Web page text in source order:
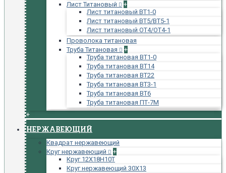
Лист Титановый
+
Лист титановый ВТ1-0
Лист титановый ВТ5/ВТ5-1
Лист титановый ОТ4/ОТ4-1
Проволока титановая
Труба Титановая
+
Труба титановая ВТ1-0
Труба титановая ВТ14
Труба титановая ВТ22
Труба титановая ВТ3-1
Труба титановая ВТ6
Труба титановая ПТ-7М
+
НЕРЖАВЕЮЩИЙ
Квадрат нержавеющий
Круг нержавеющий
+
Круг 12Х18Н10Т
Круг нержавеющий 30Х13